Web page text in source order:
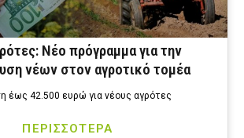
Νέο πρόγραμμα για την
νέων στον αγροτικό τομέα
έως 42.500 ευρώ για νέους αγρότες
ΠΕΡΙΣΣΟΤΕΡΑ